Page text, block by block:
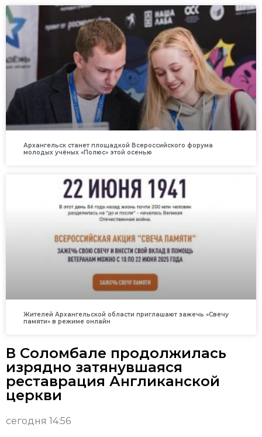
Архангельск станет площадкой Всероссийского форума
молодых учёных «Полюс» этой осенью
Жителей Архангельской области приглашают зажечь «Свечу
памяти» в режиме онлайн
В Соломбале продолжилась
изрядно затянувшаяся
реставрация Англиканской
церкви
сегодня 14:56